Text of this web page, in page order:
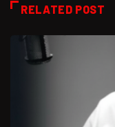
RELATED POST